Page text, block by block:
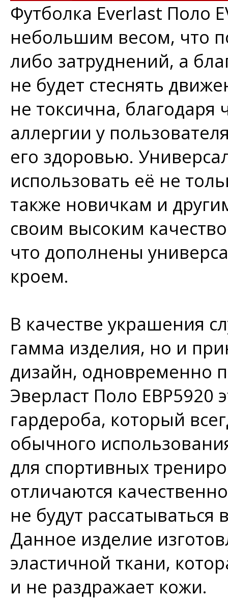
Футболка Everlast Поло
небольшим весом, что
либо затруднений, а
не будет стеснять
не токсична,
аллергии у
его здоровью.
использовать её не
также новичкам и
своим высоким
что дополнены
кроем.
В качестве украшения
гамма изделия, но и
дизайн, одновременно
Эверласт Поло ЕВР5920
гардероба, который
обычного
для спортивных
отличаются
не будут
Данное изделие
эластичной ткани,
и не раздражает кожи.